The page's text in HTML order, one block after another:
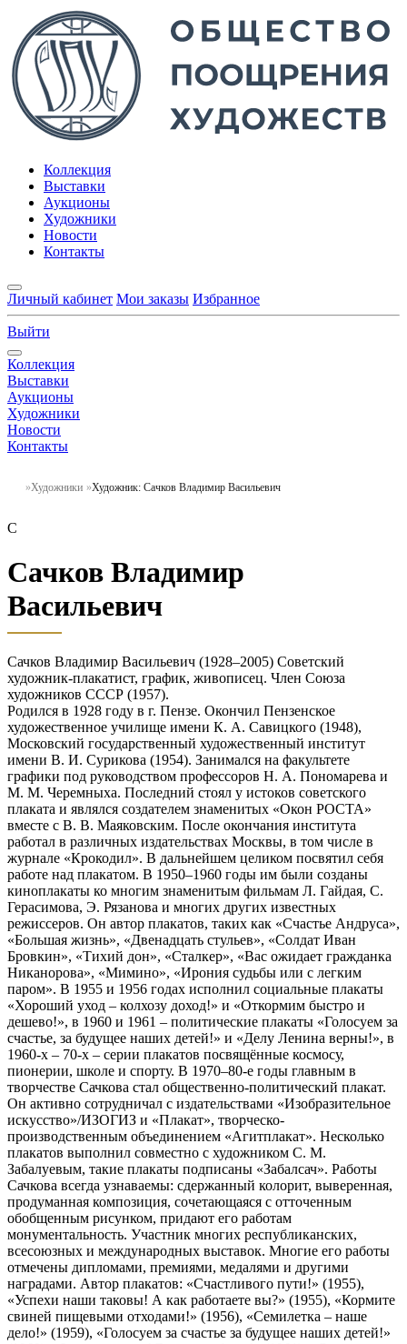
Коллекция
Выставки
Аукционы
Художники
Новости
Контакты
Личный кабинет Мои заказы Избранное
Выйти
Коллекция
Выставки
Аукционы
Художники
Новости
Контакты
Художники Художник: Сачков Владимир Васильевич
С
Сачков Владимир
Васильевич
Сачков Владимир Васильевич (1928–2005) Советский
художник-плакатист, график, живописец. Член Союза
художников СССР (1957).
Родился в 1928 году в г. Пензе. Окончил Пензенское
художественное училище имени К. А. Савицкого (1948),
Московский государственный художественный институт
имени В. И. Сурикова (1954). Занимался на факультете
графики под руководством профессоров Н. А. Пономарева и
М. М. Черемныха. Последний стоял у истоков советского
плаката и являлся создателем знаменитых «Окон РОСТА»
вместе с В. В. Маяковским. После окончания института
работал в различных издательствах Москвы, в том числе в
журнале «Крокодил». В дальнейшем целиком посвятил себя
работе над плакатом. В 1950–1960 годы им были созданы
киноплакаты ко многим знаменитым фильмам Л. Гайдая, С.
Герасимова, Э. Рязанова и многих других известных
режиссеров. Он автор плакатов, таких как «Счастье Андруса»,
«Большая жизнь», «Двенадцать стульев», «Солдат Иван
Бровкин», «Тихий дон», «Сталкер», «Вас ожидает гражданка
Никанорова», «Мимино», «Ирония судьбы или с легким
паром». В 1955 и 1956 годах исполнил социальные плакаты
«Хороший уход – колхозу доход!» и «Откормим быстро и
дешево!», в 1960 и 1961 – политические плакаты «Голосуем за
счастье, за будущее наших детей!» и «Делу Ленина верны!», в
1960-х – 70-х – серии плакатов посвящённые космосу,
пионерии, школе и спорту. В 1970–80-е годы главным в
творчестве Сачкова стал общественно-политический плакат.
Он активно сотрудничал с издательствами «Изобразительное
искусство»/ИЗОГИЗ и «Плакат», творческо-
производственным объединением «Агитплакат». Несколько
плакатов выполнил совместно с художником С. М.
Забалуевым, такие плакаты подписаны «Забалсач». Работы
Сачкова всегда узнаваемы: сдержанный колорит, выверенная,
продуманная композиция, сочетающаяся с отточенным
обобщенным рисунком, придают его работам
монументальность. Участник многих республиканских,
всесоюзных и международных выставок. Многие его работы
отмечены дипломами, премиями, медалями и другими
наградами. Автор плакатов: «Счастливого пути!» (1955),
«Успехи наши таковы! А как работаете вы?» (1955), «Кормите
свиней пищевыми отходами!» (1956), «Семилетка – наше
дело!» (1959), «Голосуем за счастье за будущее наших детей!»